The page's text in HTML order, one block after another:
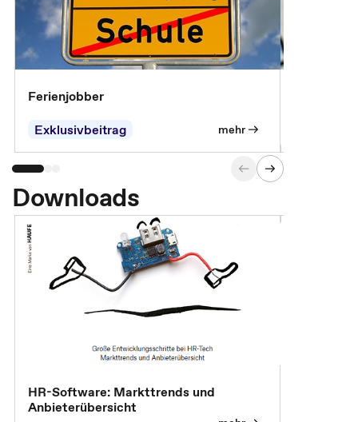
Ferienjobber
Exklusivbeitrag
mehr
Downloads
HR-Software: Markttrends und
Anbieterübersicht